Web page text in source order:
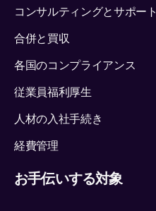
コンサルティングとサポート
合併と買収
各国のコンプライアンス
従業員福利厚生
人材の入社手続き
経費管理
お手伝いする対象